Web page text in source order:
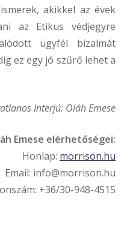
akikkel az évek
az Etikus védjegyre
ügyfél bizalmát
ez egy jó szűrő lehet a
Interjú: Oláh Emese
Emese elérhetőségei:
Honlap: morrison.hu
Email: info@morrison.hu
+36/30-948-4515